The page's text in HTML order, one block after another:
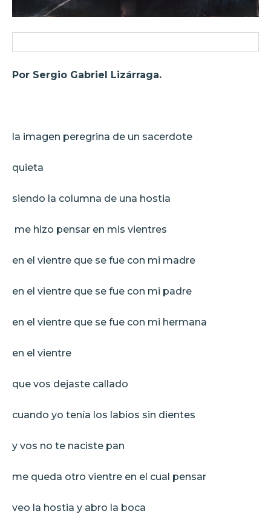
Por Sergio Gabriel Lizárraga.
la imagen peregrina de un sacerdote
quieta
siendo la columna de una hostia
me hizo pensar en mis vientres
en el vientre que se fue con mi madre
en el vientre que se fue con mi padre
en el vientre que se fue con mi hermana
en el vientre
que vos dejaste callado
cuando yo tenía los labios sin dientes
y vos no te naciste pan
me queda otro vientre en el cual pensar
veo la hostia y abro la boca